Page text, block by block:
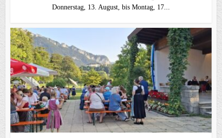
Donnerstag, 13. August, bis Montag, 17...